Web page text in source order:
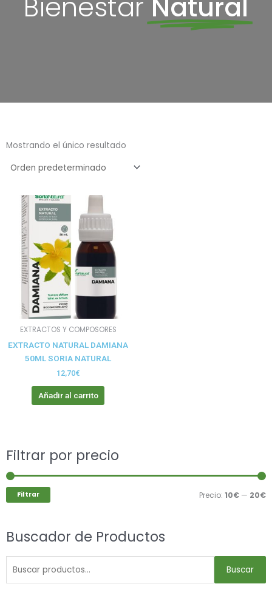
Bienestar Natural
Mostrando el único resultado
EXTRACTOS Y COMPOSORES
EXTRACTO NATURAL DAMIANA
50ML SORIA NATURAL
12,70€
Añadir al carrito
Filtrar por precio
Filtrar Precio: 10€ — 20€
Buscador de Productos
Buscar
Buscar